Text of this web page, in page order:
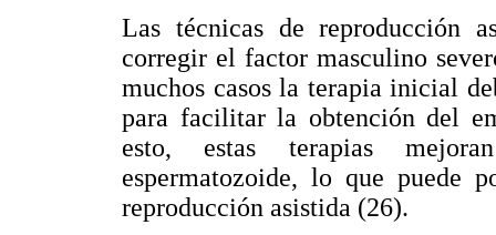
Las técnicas de reproducción
corregir el factor masculino
muchos casos la terapia inicial
para facilitar la obtención del
esto, estas terapias
espermatozoide, lo que puede
reproducción asistida (26).